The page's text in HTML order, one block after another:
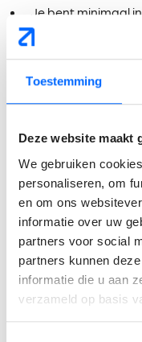
Toestemming
Deze website maakt
We gebruiken
personaliseren, om
en om ons
informatie over uw
partners voor social
partners kunnen
informatie die u aan
verzameld op basis
Je bent minimaal
Preventieadviseur
sterke meerwaarde.
Je hebt bij
projectomgeving.
graag aanwezig
Je werkt
aan een sterke
Wat mag
Je ontvangt een
per maand ,